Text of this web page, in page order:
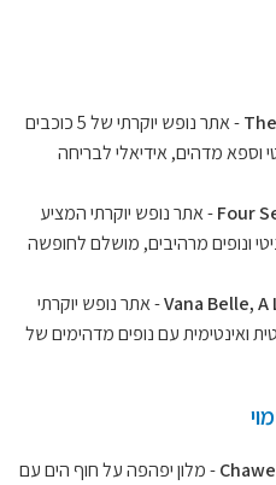
- אתר נופש יוקרתי של 5 כוכבים
וספא מדהים, אידיאלי לבריחה
Four- אתר נופש יוקרתי המציע
ונופים מרהיבים, מושלם לחופשה
Vana Belle,- אתר נופש יוקרתי
ואינטימית עם נופים מדהימים של
- מלון יפהפה על חוף הים עם